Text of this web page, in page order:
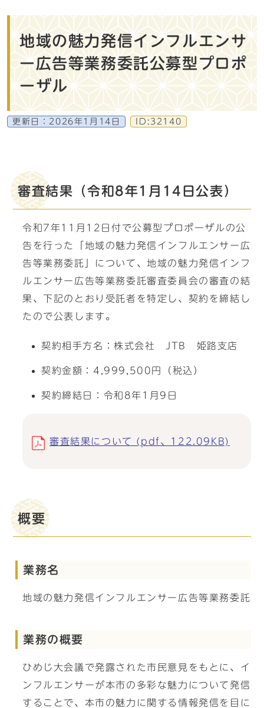
地域の魅力発信インフルエンサ
ー広告等業務委託公募型プロポ
ーザル
更新日： 2026年1月14日 ID:32140
審査結果（令和8年1月14日公表）
令和7年11月12日付で公募型プロポーザルの公
告を行った「地域の魅力発信インフルエンサー広
告等業務委託」について、地域の魅力発信インフ
ルエンサー広告等業務委託審査委員会の審査の結
果、下記のとおり受託者を特定し、契約を締結し
たので公表します。
契約相手方名：株式会社 JTB 姫路支店
契約金額：4,999,500円（税込）
契約締結日：令和8年1月9日
審査結果について (pdf、122.09KB)
概要
業務名
地域の魅力発信インフルエンサー広告等業務委託
業務の概要
ひめじ大会議で発露された市民意見をもとに、イ
ンフルエンサーが本市の多彩な魅力について発信
することで、本市の魅力に関する情報発信を目に